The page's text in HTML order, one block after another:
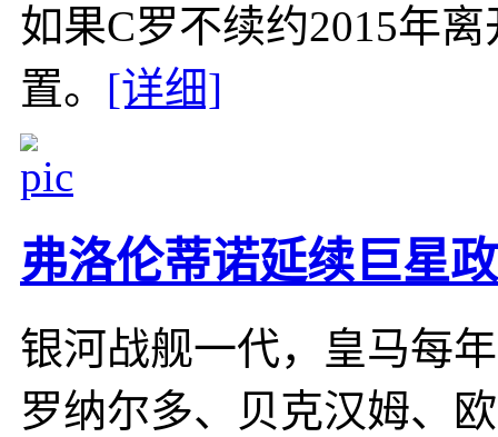
如果C罗不续约2015年
置。 [详细]
弗洛伦蒂诺延续巨星
银河战舰一代，皇马每
罗纳尔多、贝克汉姆、